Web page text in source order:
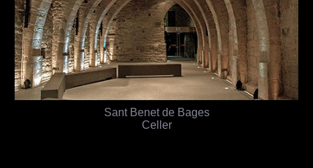
Sant Benet de Bages
Celler